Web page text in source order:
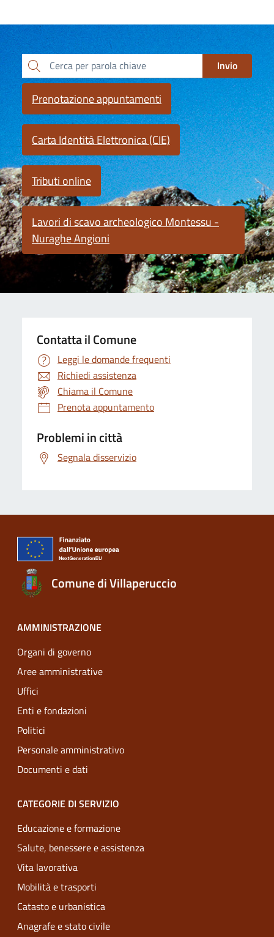
Cerca per parola chiave Invio
Prenotazione appuntamenti
Carta Identità Elettronica (CIE)
Tributi online
Lavori di scavo archeologico Montessu -
Nuraghe Angioni
Contatta il Comune
Leggi le domande frequenti
Richiedi assistenza
Chiama il Comune
Prenota appuntamento
Problemi in città
Segnala disservizio
Comune di Villaperuccio
AMMINISTRAZIONE
Organi di governo
Aree amministrative
Uffici
Enti e fondazioni
Politici
Personale amministrativo
Documenti e dati
CATEGORIE DI SERVIZIO
Educazione e formazione
Salute, benessere e assistenza
Vita lavorativa
Mobilità e trasporti
Catasto e urbanistica
Anagrafe e stato civile